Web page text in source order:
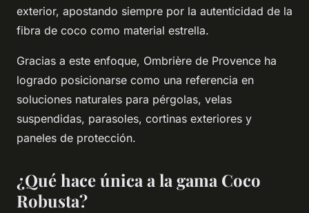
exterior, apostando siempre por la autenticidad de la
fibra de coco como material estrella.
Gracias a este enfoque, Ombrière de Provence ha
logrado posicionarse como una referencia en
soluciones naturales para pérgolas, velas
suspendidas, parasoles, cortinas exteriores y
paneles de protección.
¿Qué hace única a la gama Coco
Robusta?